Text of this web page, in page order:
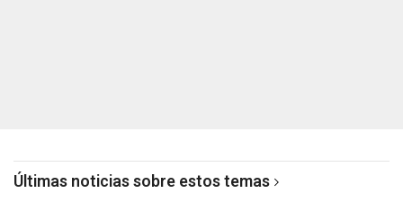
Últimas noticias sobre estos temas